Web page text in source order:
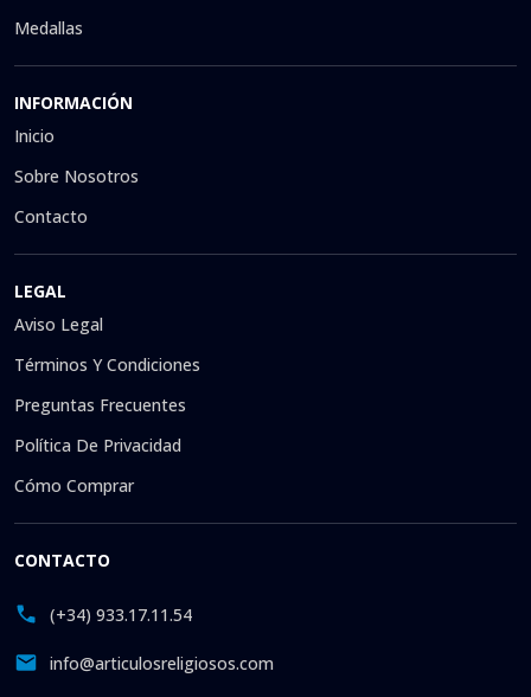
Medallas
INFORMACIÓN
Inicio
Sobre Nosotros
Contacto
LEGAL
Aviso Legal
Términos Y Condiciones
Preguntas Frecuentes
Política De Privacidad
Cómo Comprar
CONTACTO
(+34) 933.17.11.54
info@articulosreligiosos.com